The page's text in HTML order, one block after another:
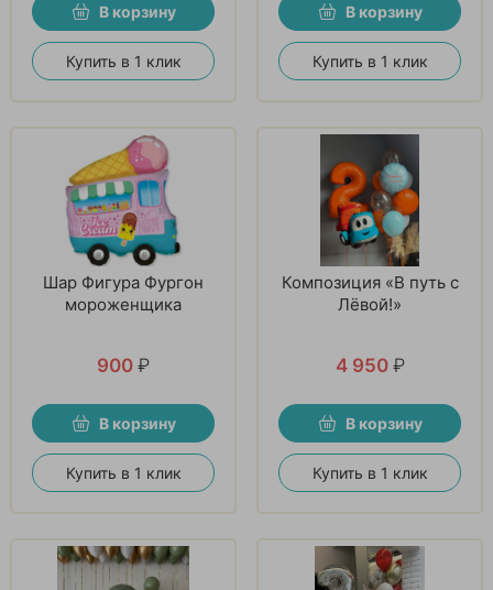
В корзину
Купить в 1 клик
В корзину
Купить в 1 клик
Шар Фигура Фургон
мороженщика
900 ₽
В корзину
Купить в 1 клик
Композиция «В путь с
Лёвой!»
4 950 ₽
В корзину
Купить в 1 клик